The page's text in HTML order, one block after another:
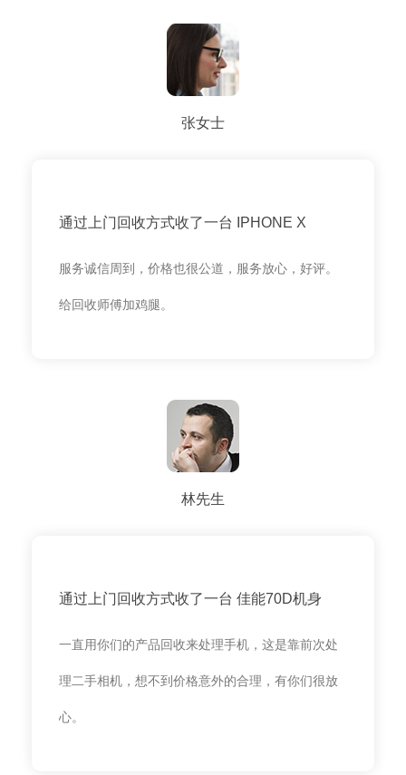
张女士
通过上门回收方式收了一台 IPHONE X
服务诚信周到，价格也很公道，服务放心，好评。
给回收师傅加鸡腿。
林先生
通过上门回收方式收了一台 佳能70D机身
一直用你们的产品回收来处理手机，这是靠前次处
理二手相机，想不到价格意外的合理，有你们很放
心。